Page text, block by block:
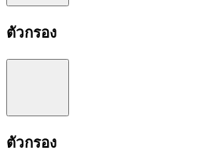
ตัวกรอง
ตัวกรอง